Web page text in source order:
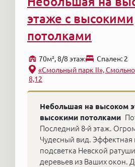
этаже с высокими
потолками
70м², 8/8 этаж
Cпален: 2
«Смольный парк II»,
8,12
Небольшая на высоком
высокими потолками
Последний 8-й этаж.
Чудесный вид. Эффектная
подсветка Невской
деревьев из Ваших окон.